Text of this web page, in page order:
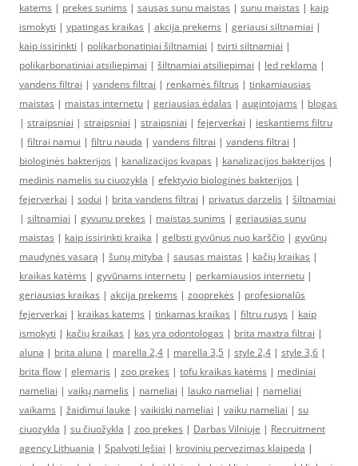
katems | prekes sunims | sausas sunu maistas | sunu maistas | kaip
ismokyti | ypatingas kraikas | akcija prekems | geriausi siltnamiai |
kaip issirinkti | polikarbonatiniai šiltnamiai | tvirti siltnamiai |
polikarbonatiniai atsiliepimai | šiltnamiai atsiliepimai | led reklama |
vandens filtrai | vandens filtrai | renkamės filtrus | tinkamiausias
maistas | maistas internetu | geriausias ėdalas | augintojams | blogas
| straipsniai | straipsniai | straipsniai | fejerverkai | ieskantiems filtru
| filtrai namui | filtru nauda | vandens filtrai | vandens filtrai |
biologinės bakterijos | kanalizacijos kvapas | kanalizacijos bakterijos |
medinis namelis su ciuozykla | efektyvio biologinės bakterijos |
fejerverkai | sodui | brita vandens filtrai | privatus darzelis | šiltnamiai
| siltnamiai | gyvunu prekes | maistas sunims | geriausias sunu
maistas | kaip issirinkti kraika | gelbsti gyvūnus nuo karščio | gyvūnų
maudynės vasarą | šunų mityba | sausas maistas | kačių kraikas |
kraikas katėms | gyvūnams internetu | perkamiausios internetu |
geriausias kraikas | akcija prekems | zooprekės | profesionalūs
fejerverkai | kraikas katems | tinkamas kraikas | filtru rusys | kaip
ismokyti | kačių kraikas | kas yra odontologas | brita maxtra filtrai |
aluna | brita aluna | marella 2,4 | marella 3,5 | style 2,4 | style 3,6 |
brita flow | elemaris | zoo prekes | tofu kraikas katėms | mediniai
nameliai | vaikų namelis | nameliai | lauko nameliai | nameliai
vaikams | žaidimui lauke | vaikiski nameliai | vaiku nameliai | su
ciuozykla | su čiuožykla | zoo prekes | Darbas Vilniuje | Recruitment
agency Lithuania | Spalvoti lęšiai | kroviniu pervezimas klaipeda |